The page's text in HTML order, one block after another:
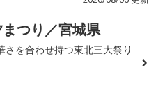
つり／宮城県
さを合わせ持つ東北三大祭り